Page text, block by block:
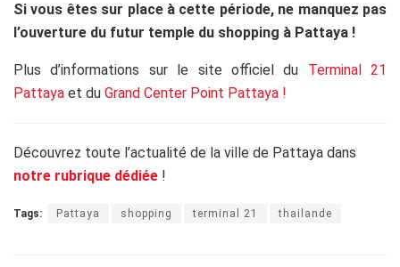
Si vous êtes sur place à cette période, ne manquez pas
l’ouverture du futur temple du shopping à Pattaya !
Plus d’informations sur le site officiel du Terminal 21
Pattaya et du Grand Center Point Pattaya !
Découvrez toute l’actualité de la ville de Pattaya dans
notre rubrique dédiée !
Tags: Pattaya shopping terminal 21 thailande